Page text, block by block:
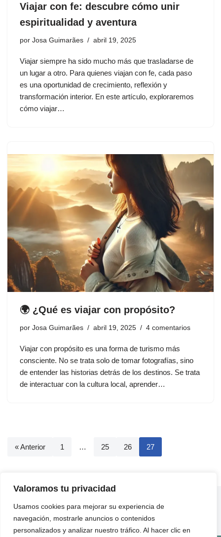
Valoramos tu privacidad
Usamos cookies para mejorar su experiencia de
navegación, mostrarle anuncios o contenidos
personalizados y analizar nuestro tráfico. Al hacer clic en
Viajar con fe: descubre cómo unir
espiritualidad y aventura
por Josa Guimarães abril 19, 2025
Viajar siempre ha sido mucho más que trasladarse de
un lugar a otro. Para quienes viajan con fe, cada paso
es una oportunidad de crecimiento, reflexión y
transformación interior. En este artículo, exploraremos
cómo viajar…
🌍 ¿Qué es viajar con propósito?
por Josa Guimarães abril 19, 2025 4 comentarios
Viajar con propósito es una forma de turismo más
consciente. No se trata solo de tomar fotografías, sino
de entender las historias detrás de los destinos. Se trata
de interactuar con la cultura local, aprender…
« Anterior 1 … 25 26 27
QUIÉNES SOMOS
CONTACTO